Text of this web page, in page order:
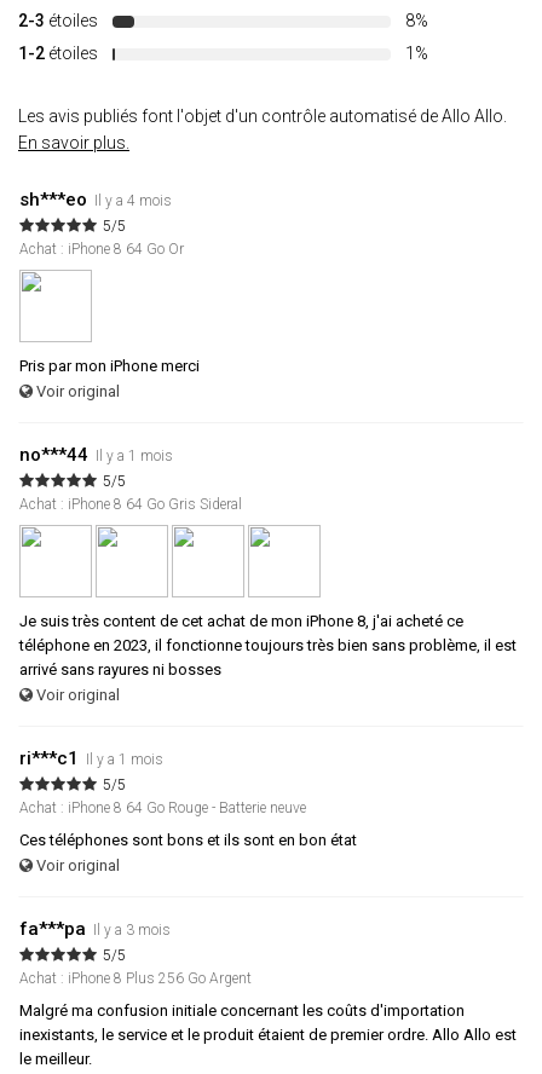
2-3 étoiles
8%
1-2 étoiles 1%
Les avis publiés font l'objet d'un contrôle automatisé de Allo Allo.
En savoir plus.
sh***eo
Il y a 4 mois
5/5
Achat : iPhone 8 64 Go Or
Pris par mon iPhone merci
Voir original
no***44
Il y a 1 mois
5/5
Achat : iPhone 8 64 Go Gris Sideral
Je suis très content de cet achat de mon iPhone 8, j'ai acheté ce
téléphone en 2023, il fonctionne toujours très bien sans problème, il est
arrivé sans rayures ni bosses
Voir original
ri***c1
Il y a 1 mois
5/5
Achat : iPhone 8 64 Go Rouge - Batterie neuve
Ces téléphones sont bons et ils sont en bon état
Voir original
fa***pa
Il y a 3 mois
5/5
Achat : iPhone 8 Plus 256 Go Argent
Malgré ma confusion initiale concernant les coûts d'importation
inexistants, le service et le produit étaient de premier ordre. Allo Allo est
le meilleur.